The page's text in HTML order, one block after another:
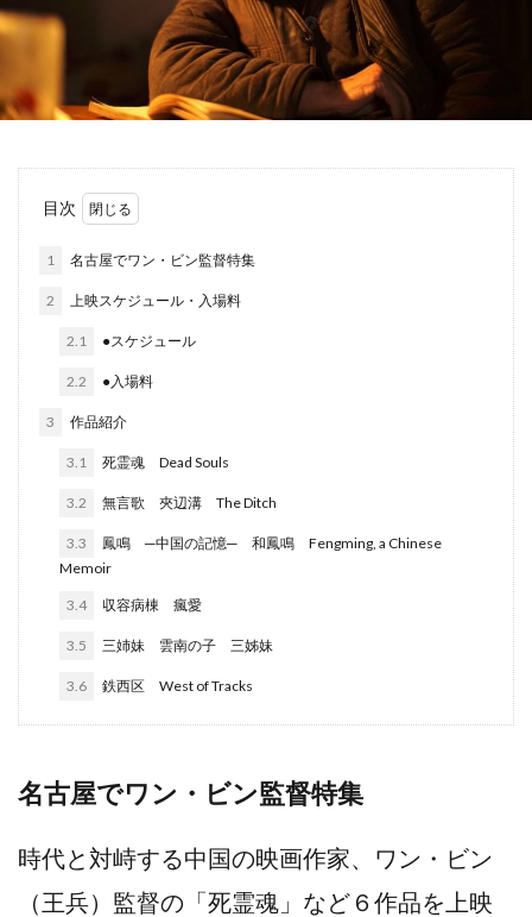
目次
1 名古屋でワン・ビン監督特集
2 上映スケジュール・入場料
2.1 ●スケジュール
2.2 ●入場料
3 作品紹介
3.1 死霊魂 Dead Souls
3.2 無言歌 夾辺溝 The Ditch
3.3
鳳鳴 ─中国の記憶─ 和鳳鳴 Fengming, a Chinese
Memoir
3.4 収容病棟 瘋愛
3.5 三姉妹 雲南の子 三姊妹
3.6 鉄西区 West of Tracks
名古屋でワン・ビン監督特集
時代と対峙する中国の映画作家、ワン・ビン
（王兵）監督の「死霊魂」など６作品を上映